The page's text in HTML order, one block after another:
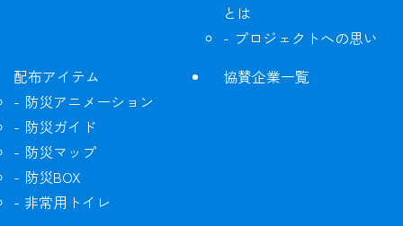
とは
プロジェクトへの思い
配布アイテム
防災アニメーション
防災ガイド
防災マップ
防災BOX
非常用トイレ
協賛企業一覧